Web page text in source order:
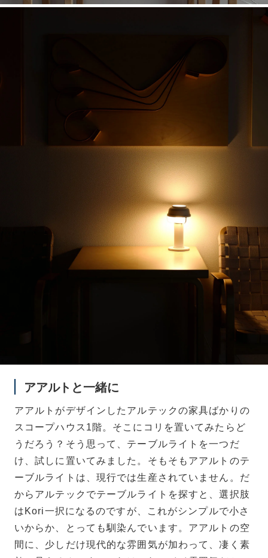
アアルトと一緒に
アアルトがデザインしたアルテックの家具ばかりの
スコープハウス1階。そこにコリを置いてみたらど
うだろう？そう思って、テーブルライトを一つだ
け、試しに置いてみました。そもそもアアルトのテ
ーブルライトは、現行では生産されていません。だ
からアルテックでテーブルライトを探すと、選択肢
はKori一択になるのですが、これがシンプルで小さ
いからか、とっても馴染んでいます。アアルトの空
間に、少しだけ現代的な雰囲気が加わって、凄く素